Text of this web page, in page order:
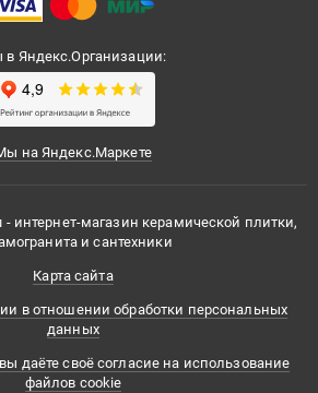
Яндекс.Организации:
на Яндекс.Маркете
интернет-магазин керамической плитки,
и сантехники
Карта сайта
в отношении обработки персональных
данных
даёте своё согласие на использование
файлов cookie